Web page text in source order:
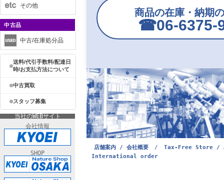
その他
中古品
中古/在庫処分品
送料/代引手数料/配達日
時/お支払方法について
中古買取
スタッフ募集
当社のWEBサイト
会社情報
SHOP
商品の在庫・納期
☎︎06-6375-
店舗案内 / 会社概要 /
Tax-Free Store /
International order